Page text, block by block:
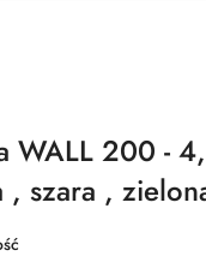
WALL 200 -
szara ,